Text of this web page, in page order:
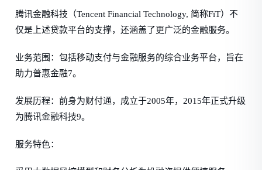
腾讯金融科技（Tencent Financial Technology, 简称FiT）不
仅是上述贷款平台的支撑，还涵盖了更广泛的金融服务。
业务范围：包括移动支付与金融服务的综合业务平台，旨在
助力普惠金融7。
发展历程：前身为财付通，成立于2005年，2015年正式升级
为腾讯金融科技9。
服务特色：